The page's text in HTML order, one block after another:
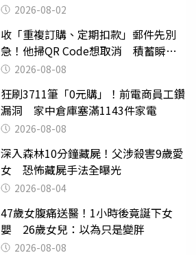
2026-08-02
收「重複訂購、定期扣款」郵件先別
急！他掃QR Code想取消 積蓄瞬間
蒸發2026-08-08
狂刷3711筆「0元購」！前電商員工鑽
漏洞 家中倉庫塞滿1143件家電
2026-08-08
深入森林10分鐘藏屍！父涉殺害9歲愛
女 恐怖藏屍手法全曝光
2026-08-04
47歲女腹痛送醫！1小時後竟誕下女
嬰 26歲女兒：以為只是變胖
2026-08-08